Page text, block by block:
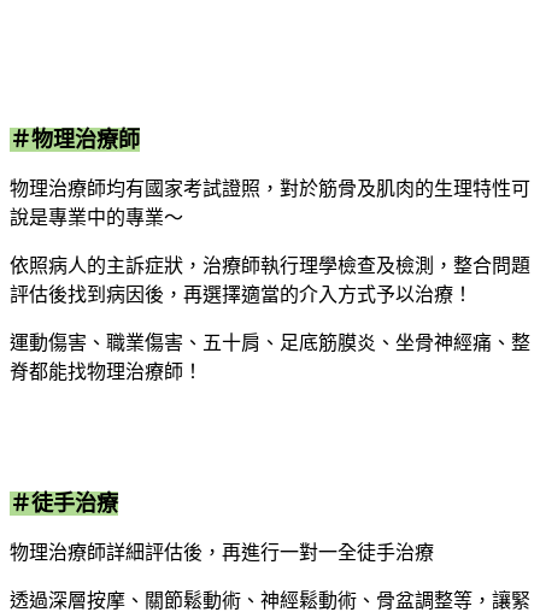
＃物理治療師
物理治療師均有國家考試證照，對於筋骨及肌肉的生理特性可
說是專業中的專業～
依照病人的主訴症狀，治療師執行理學檢查及檢測，整合問題
評估後找到病因後，再選擇適當的介入方式予以治療！
運動傷害、職業傷害、五十肩、足底筋膜炎、坐骨神經痛、整
脊都能找物理治療師！
＃徒手治療
物理治療師詳細評估後，再進行一對一全徒手治療
透過深層按摩、關節鬆動術、神經鬆動術、骨盆調整等，讓緊